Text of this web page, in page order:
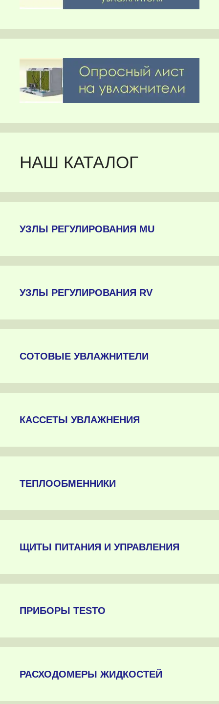
НАШ КАТАЛОГ
УЗЛЫ РЕГУЛИРОВАНИЯ MU
УЗЛЫ РЕГУЛИРОВАНИЯ RV
СОТОВЫЕ УВЛАЖНИТЕЛИ
КАССЕТЫ УВЛАЖНЕНИЯ
ТЕПЛООБМЕННИКИ
ЩИТЫ ПИТАНИЯ И УПРАВЛЕНИЯ
ПРИБОРЫ TESTO
РАСХОДОМЕРЫ ЖИДКОСТЕЙ